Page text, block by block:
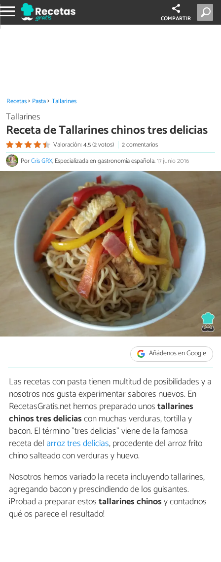
COMPARTIR
Recetas Pasta Tallarines
Tallarines
Receta de Tallarines chinos tres delicias
Valoración: 4.5 (2 votos)
2 comentarios
PorCris GRX, Especializada en gastronomía española.17 junio 2016
Añádenos en Google
Las recetas con pasta tienen multitud de posibilidades y a
nosotros nos gusta experimentar sabores nuevos. En
RecetasGratis.net hemos preparado unostallarines
chinos tres deliciascon muchas verduras, tortilla y
bacon. El término "tres delicias" viene de la famosa
receta del arroz tres delicias, procedente del arroz frito
chino salteado con verduras y huevo.
Nosotros hemos variado la receta incluyendo tallarines,
agregando bacon y prescindiendo de los guisantes.
¡Probad a preparar estostallarines chinosy contadnos
qué os parece el resultado!